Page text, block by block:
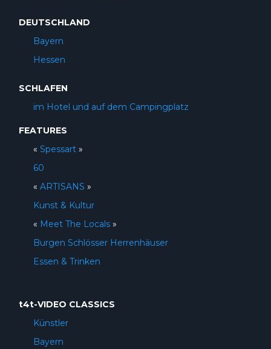
DEUTSCHLAND
Bayern
Hessen
SCHLAFEN
im Hotel und auf dem Campingplatz
FEATURES
« Spessart »
60
« ARTISANS »
Kunst & Kultur
« Meet The Locals »
Burgen Schlösser Herrenhäuser
Essen & Trinken
t4t-VIDEO CLASSICS
Künstler
Bayern